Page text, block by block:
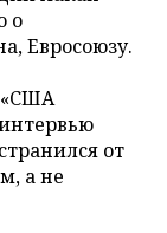
о
Евросоюзу.
«США
от
а не